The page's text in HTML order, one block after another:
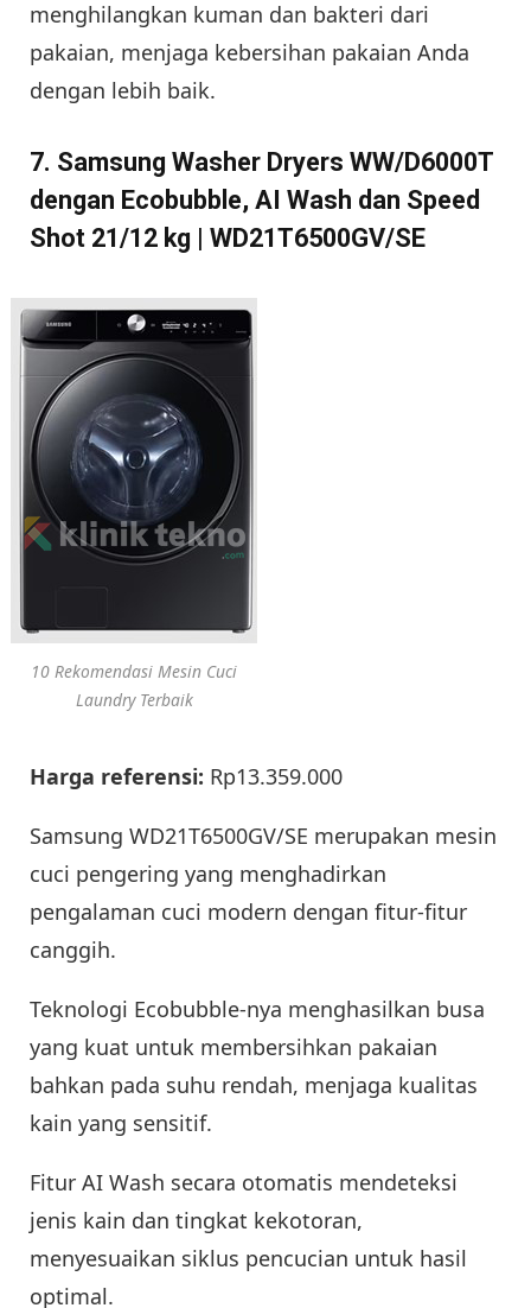
menghilangkan kuman dan bakteri dari
pakaian, menjaga kebersihan pakaian Anda
dengan lebih baik.
7. Samsung Washer Dryers WW/D6000T
dengan Ecobubble, AI Wash dan Speed
Shot 21/12 kg | WD21T6500GV/SE
10 Rekomendasi Mesin Cuci
Laundry Terbaik
Harga referensi: Rp13.359.000
Samsung WD21T6500GV/SE merupakan mesin
cuci pengering yang menghadirkan
pengalaman cuci modern dengan fitur-fitur
canggih.
Teknologi Ecobubble-nya menghasilkan busa
yang kuat untuk membersihkan pakaian
bahkan pada suhu rendah, menjaga kualitas
kain yang sensitif.
Fitur AI Wash secara otomatis mendeteksi
jenis kain dan tingkat kekotoran,
menyesuaikan siklus pencucian untuk hasil
optimal.